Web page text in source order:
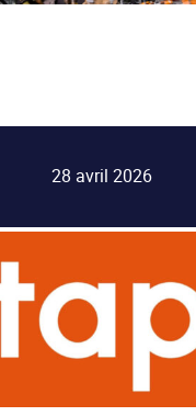
28 avril 2026